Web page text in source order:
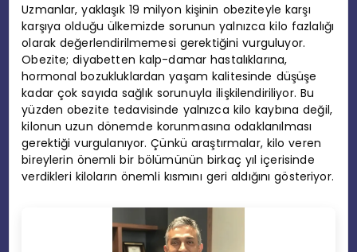
Uzmanlar, yaklaşık 19 milyon kişinin obeziteyle karşı
karşıya olduğu ülkemizde sorunun yalnızca kilo fazlalığı
olarak değerlendirilmemesi gerektiğini vurguluyor.
Obezite; diyabetten kalp-damar hastalıklarına,
hormonal bozukluklardan yaşam kalitesinde düşüşe
kadar çok sayıda sağlık sorunuyla ilişkilendiriliyor. Bu
yüzden obezite tedavisinde yalnızca kilo kaybına değil,
kilonun uzun dönemde korunmasına odaklanılması
gerektiği vurgulanıyor. Çünkü araştırmalar, kilo veren
bireylerin önemli bir bölümünün birkaç yıl içerisinde
verdikleri kiloların önemli kısmını geri aldığını gösteriyor.